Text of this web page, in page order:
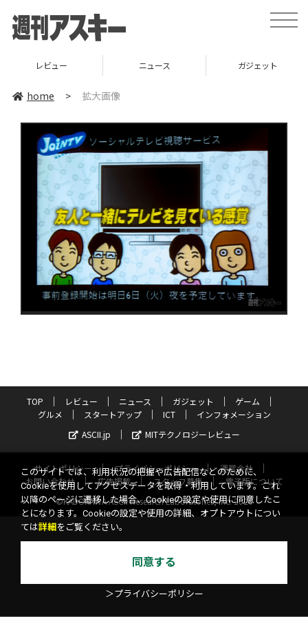
toggle
レビュー ニュース ガジェット
home > 拡大画像
TOP レビュー ニュース ガジェット
ゲーム
グルメ
スタートアップ ICT
インフォメーション
ASCII.jp
MITテクノロジーレビュー
サイトポリシー プライバシーポリシー
運営会社
お問い合わせ
広告掲載 スタッフ募集
電子版について
©KADOKAWA ASCII Research Laboratories, Inc. 2026
このサイトでは、利用状況の把握や広告配信などのために、
Cookieを使用してアクセスデータを取得・利用しています。これ
以降のページに遷移した場合、Cookieの設定や使用に同意したこ
とになります。Cookieの設定や使用の詳細、オプトアウトについ
ては詳細 をご覧ください。
同意する
＞プライバシーポリシー